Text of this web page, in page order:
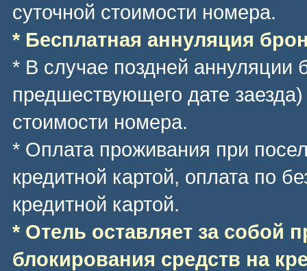
суточной стоимости номера.
* Бесплатная аннуляция
* В случае поздней аннуляции
предшествующего дате
стоимости номера.
* Оплата проживания при
кредитной картой, оплата по
кредитной картой.
* Отель оставляет за собой
блокирования средств на